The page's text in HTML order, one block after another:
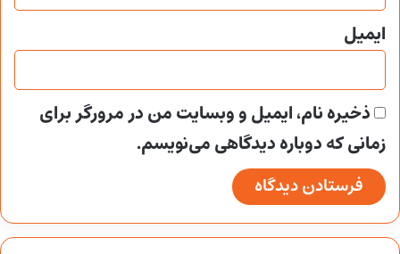
ایمیل
ذخیره نام، ایمیل و وبسایت من در مرورگر برای
زمانی که دوباره دیدگاهی می‌نویسم.